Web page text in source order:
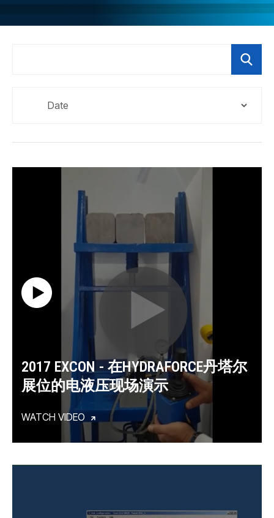
2017 EXCON - 在HYDRAFORCE丹塔尔
展位的电液压现场演示
WATCH VIDEO